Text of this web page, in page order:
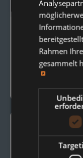
TRAGROLLEN
zum Produkt
Rahmen
gesammelt